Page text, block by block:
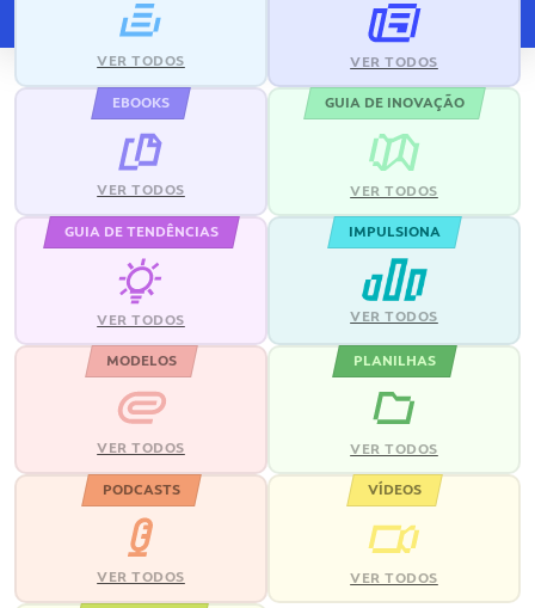
VER TODOS VER TODOS
EBOOKS
VER TODOS
GUIA DE INOVAÇÃO
VER TODOS
GUIA DE TENDÊNCIAS
VER TODOS
IMPULSIONA
VER TODOS
MODELOS
VER TODOS
PLANILHAS
VER TODOS
PODCASTS
VER TODOS
VÍDEOS
VER TODOS